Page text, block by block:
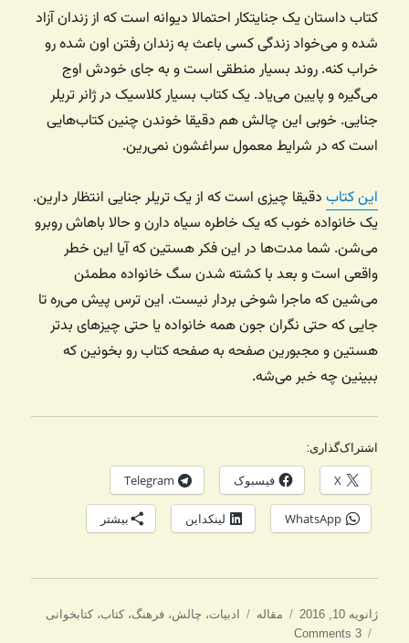
کتاب داستان یک جنایتکار احتمالا دیوانه است که از زندان آزاد
شده و می‌خواد زندگی کسی باعث به زندان رفتن اون شده رو
خراب کنه. روند بسیار منطقی است و به جای خودش اوج
می‌گیره و پایین می‌یاد. یک کتاب بسیار کلاسیک در ژانر تریلر
جنایی. خوبی این چالش هم دقیقا خوندن چنین کتاب‌هایی
است که در شرایط معمول سراغشون نمی‌رین.
این کتاب دقیقا چیزی است که از یک تریلر جنایی انتظار دارین.
یک خانواده خوب که یک خاطره سیاه دارن و حالا باهاش روبرو
می‌شن. شما مدت‌ها در این فکر هستین که آیا این خطر
واقعی است و بعد با کشته شدن سگ خانواده مطمئن
می‌شین که ماجرا شوخی بردار نیست. این ترس پیش می‌ره تا
جایی که حتی نگران جون همه خانواده یا حتی چیزهای بدتر
هستین و مجبورین صفحه به صفحه کتاب رو بخونین که
ببینین چه خبر می‌شه.
اشتراک‌گذاری:
X فیسبوک Telegram
WhatsApp لینکداین بیشتر
ارسال
شده
ژانویه 10, 2016 دسته‌ها
مقاله برچسب‌ها
ادبیات، چالش،فرهنگ،کتاب،کتابخوانی
3 Comments